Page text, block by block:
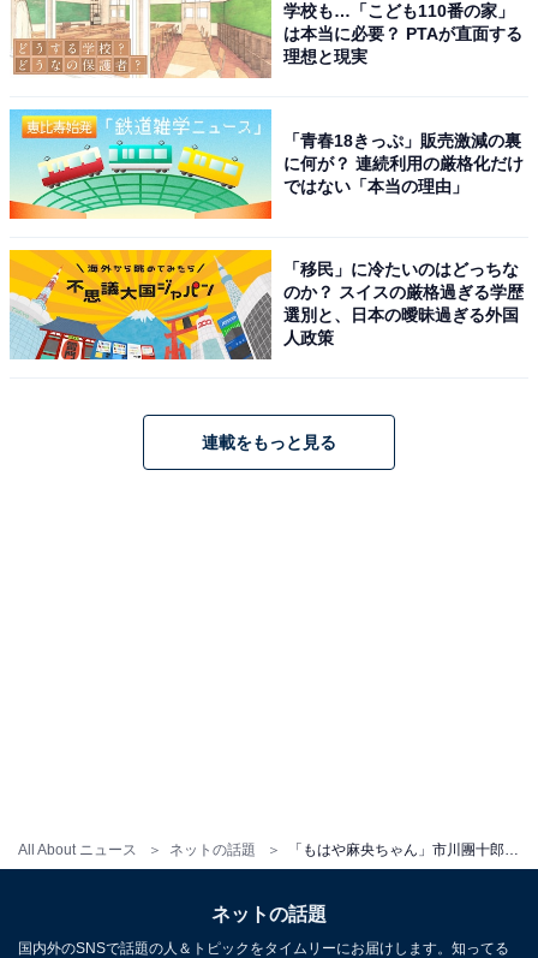
All About ニュース ネットの話題
学校も…「こども110番の家」
は本当に必要？ PTAが直面する
理想と現実
「青春18きっぷ」販売激減の裏
に何が？ 連続利用の厳格化だけ
ではない「本当の理由」
「移民」に冷たいのはどっちな
のか？ スイスの厳格過ぎる学歴
選別と、日本の曖昧過ぎる外国
人政策
連載をもっと見る
ネットの話題
国内外のSNSで話題の人＆トピックをタイムリーにお届けします。知ってる